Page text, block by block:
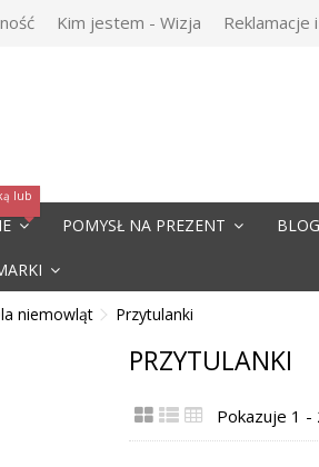
Kim jestem - Wizja Reklamacje
lub
POMYSŁ NA PREZENT BLOG
niemowląt Przytulanki
PRZYTULANKI
Pokazuje 1